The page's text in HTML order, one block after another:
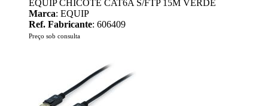
EQUIP CHICOTE CAT6A S/FTP 15M VERDE
Marca: EQUIP
Ref. Fabricante: 606409
Preço sob consulta